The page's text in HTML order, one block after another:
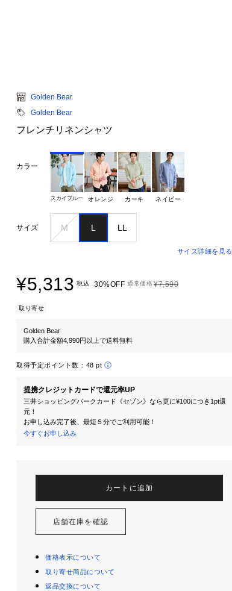
Golden Bear
Golden Bear
フレンチリネンシャツ
カラー
スカイブルー オレンジ カーキ ネイビー
サイズ M L LL
サイズ詳細を見る
¥5,313 税込 30%OFF 通常価格¥7,590
取り寄せ
Golden Bear
購入合計金額4,990円以上で送料無料
取得予定ポイント数： 48 pt
提携クレジットカードで還元率UP
三井ショッピングパークカード《セゾン》なら更に¥100につき1pt還
元！
お申し込み完了後、最短５分でご利用可能！
今すぐお申し込み
カートに追加
店舗在庫を確認
価格表示について
取り寄せ商品について
返品交換について